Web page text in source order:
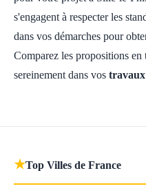
s'engagent à respecter les
dans vos démarches pour
Comparez les propositions en
sereinement dans vos
★Top Villes de France